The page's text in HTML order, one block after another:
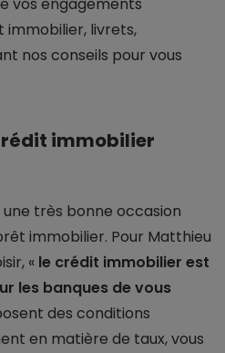
vos engagements
immobilier, livrets,
nos conseils pour vous
immobilier
très bonne occasion
immobilier. Pour Matthieu
« le crédit immobilier est
les banques de vous
des conditions
en matière de taux, vous